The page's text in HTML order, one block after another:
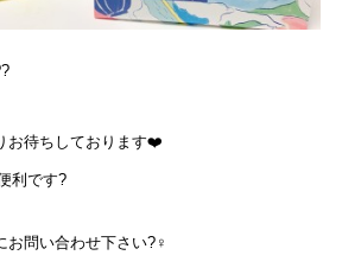
?
お待ちしております❤️
利です?
お問い合わせ下さい?‍♀️